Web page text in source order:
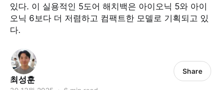
있다. 이 실용적인 5도어 해치백은 아이오닉 5와 아이
오닉 6보다 더 저렴하고 컴팩트한 모델로 기획되고 있
다.
최성훈
Share